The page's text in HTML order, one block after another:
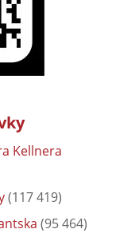
Kellnera
(117 419)
(95 464)